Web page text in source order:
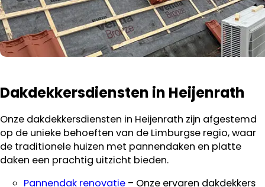
Dakdekkersdiensten in Heijenrath
Onze dakdekkersdiensten in Heijenrath zijn afgestemd
op de unieke behoeften van de Limburgse regio, waar
de traditionele huizen met pannendaken en platte
daken een prachtig uitzicht bieden.
Pannendak renovatie – Onze ervaren dakdekkers